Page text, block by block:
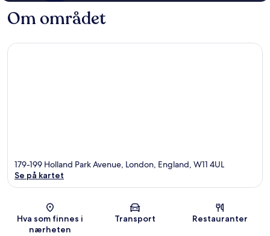
Om området
Kart
179-199 Holland Park Avenue, London, England, W11 4UL
Se på kartet
Hva som finnes i
nærheten
Transport Restauranter